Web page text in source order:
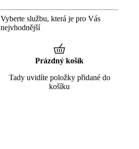
Vyberte službu, která je pro Vás
nejvhodnější
Prázdný košík
Tady uvidíte položky přidané do
košíku